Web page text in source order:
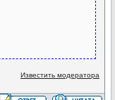
Известить модератора